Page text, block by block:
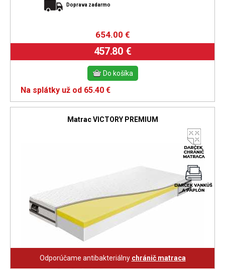
Doprava zadarmo
654.00 €
457.80 €
Na splátky už od 65.40 €
Matrac VICTORY PREMIUM
Odporúčame antibakteriálny chránič matraca